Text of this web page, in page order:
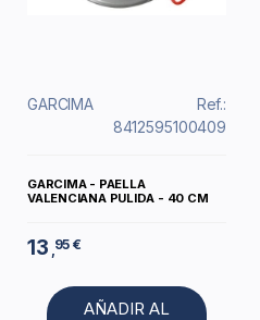
GARCIMA
Ref.:
8412595100409
GARCIMA - PAELLA
VALENCIANA PULIDA - 40 CM
13 95 €
AÑADIR AL